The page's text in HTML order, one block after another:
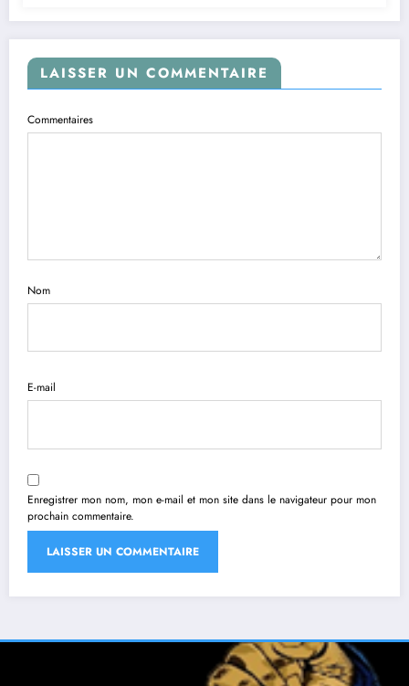
certains chauffeurs
LAISSER UN COMMENTAIRE
Commentaires
Nom
E-mail
Enregistrer mon nom, mon e-mail et mon site dans le navigateur pour mon
prochain commentaire.